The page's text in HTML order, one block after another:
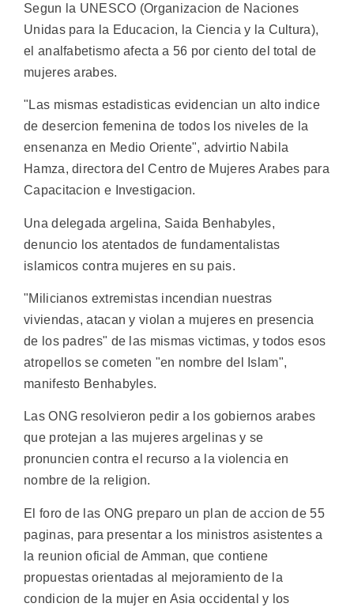
Segun la UNESCO (Organizacion de Naciones
Unidas para la Educacion, la Ciencia y la Cultura),
el analfabetismo afecta a 56 por ciento del total de
mujeres arabes.
"Las mismas estadisticas evidencian un alto indice
de desercion femenina de todos los niveles de la
ensenanza en Medio Oriente", advirtio Nabila
Hamza, directora del Centro de Mujeres Arabes para
Capacitacion e Investigacion.
Una delegada argelina, Saida Benhabyles,
denuncio los atentados de fundamentalistas
islamicos contra mujeres en su pais.
"Milicianos extremistas incendian nuestras
viviendas, atacan y violan a mujeres en presencia
de los padres" de las mismas victimas, y todos esos
atropellos se cometen "en nombre del Islam",
manifesto Benhabyles.
Las ONG resolvieron pedir a los gobiernos arabes
que protejan a las mujeres argelinas y se
pronuncien contra el recurso a la violencia en
nombre de la religion.
El foro de las ONG preparo un plan de accion de 55
paginas, para presentar a los ministros asistentes a
la reunion oficial de Amman, que contiene
propuestas orientadas al mejoramiento de la
condicion de la mujer en Asia occidental y los